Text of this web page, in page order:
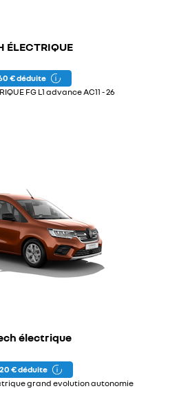
ÉLECTRIQUE
€ déduite
FG L1 advance AC11 - 26
électrique
€ déduite
grand evolution autonomie